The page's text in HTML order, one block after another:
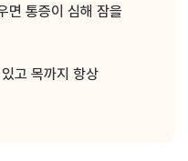
면 통증이 심해 잠을
고 목까지 항상